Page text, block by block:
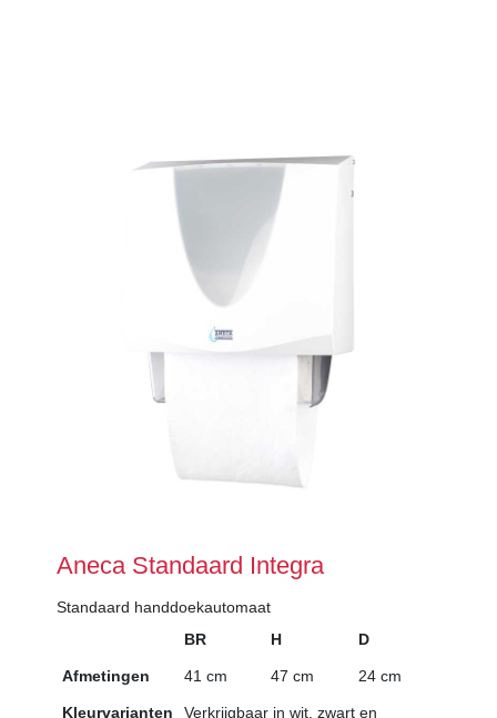
Aneca Standaard Integra
Standaard handdoekautomaat
BR
H D
Afmetingen 41 cm 47 cm 24 cm
Kleurvarianten Verkrijgbaar in wit, zwart en